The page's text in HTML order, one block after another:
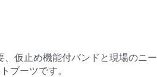
仮止め機能付バンドと現場のニー
ブーツです。